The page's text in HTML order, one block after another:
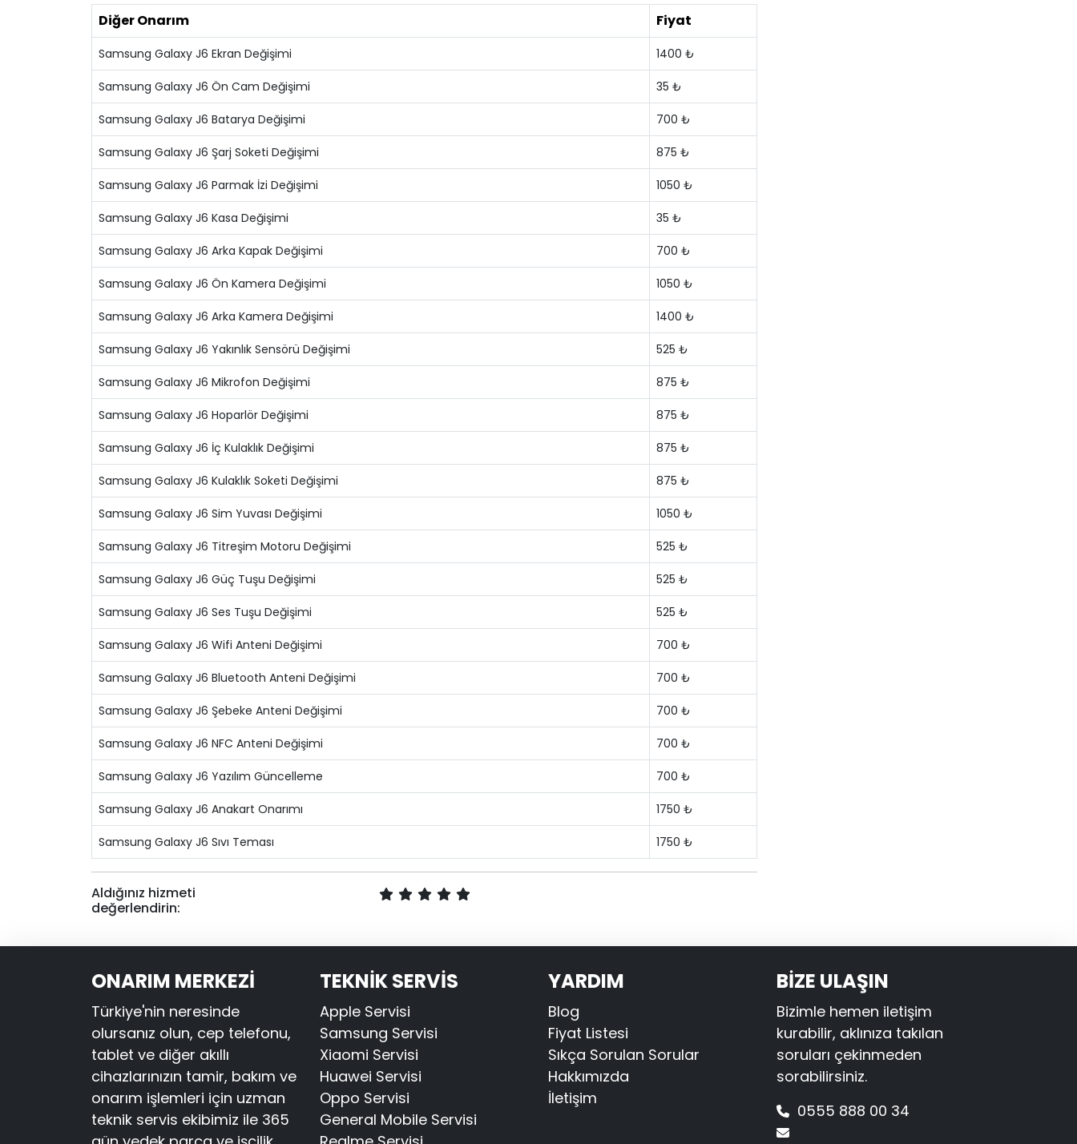
Diğer Onarım Fiyat
Samsung Galaxy J6 Ekran Değişimi 1400 ₺
Samsung Galaxy J6 Ön Cam Değişimi 35 ₺
Samsung Galaxy J6 Batarya Değişimi 700 ₺
Samsung Galaxy J6 Şarj Soketi Değişimi 875 ₺
Samsung Galaxy J6 Parmak İzi Değişimi 1050 ₺
Samsung Galaxy J6 Kasa Değişimi 35 ₺
Samsung Galaxy J6 Arka Kapak Değişimi 700 ₺
Samsung Galaxy J6 Ön Kamera Değişimi 1050 ₺
Samsung Galaxy J6 Arka Kamera Değişimi 1400 ₺
Samsung Galaxy J6 Yakınlık Sensörü Değişimi 525 ₺
Samsung Galaxy J6 Mikrofon Değişimi 875 ₺
Samsung Galaxy J6 Hoparlör Değişimi 875 ₺
Samsung Galaxy J6 İç Kulaklık Değişimi 875 ₺
Samsung Galaxy J6 Kulaklık Soketi Değişimi 875 ₺
Samsung Galaxy J6 Sim Yuvası Değişimi 1050 ₺
Samsung Galaxy J6 Titreşim Motoru Değişimi 525 ₺
Samsung Galaxy J6 Güç Tuşu Değişimi 525 ₺
Samsung Galaxy J6 Ses Tuşu Değişimi 525 ₺
Samsung Galaxy J6 Wifi Anteni Değişimi 700 ₺
Samsung Galaxy J6 Bluetooth Anteni Değişimi 700 ₺
Samsung Galaxy J6 Şebeke Anteni Değişimi 700 ₺
Samsung Galaxy J6 NFC Anteni Değişimi 700 ₺
Samsung Galaxy J6 Yazılım Güncelleme 700 ₺
Samsung Galaxy J6 Anakart Onarımı 1750 ₺
Samsung Galaxy J6 Sıvı Teması 1750 ₺
Aldığınız hizmeti
değerlendirin:
ONARIM MERKEZİ
Türkiye'nin neresinde
olursanız olun, cep telefonu,
tablet ve diğer akıllı
cihazlarınızın tamir, bakım ve
onarım işlemleri için uzman
teknik servis ekibimiz ile 365
TEKNİK SERVİS
Apple Servisi
Samsung Servisi
Xiaomi Servisi
Huawei Servisi
Oppo Servisi
General Mobile Servisi
YARDIM
Blog
Fiyat Listesi
Sıkça Sorulan Sorular
Hakkımızda
İletişim
BİZE ULAŞIN
Bizimle hemen iletişim
kurabilir, aklınıza takılan
soruları çekinmeden
sorabilirsiniz.
0555 888 00 34